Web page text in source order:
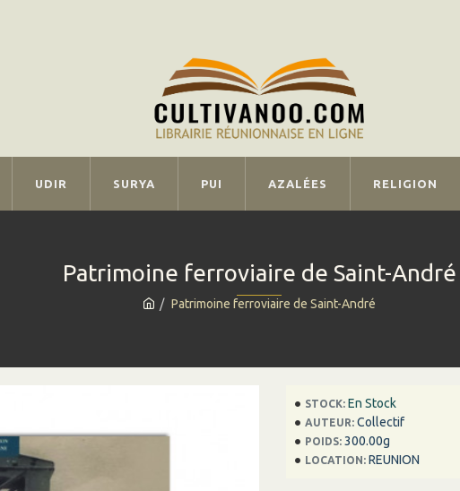
UDIR SURYA PUI AZALÉES RELIGION
Patrimoine ferroviaire de Saint-André
Patrimoine ferroviaire de Saint-André
STOCK: En Stock
AUTEUR: Collectif
POIDS: 300.00g
LOCATION: REUNION